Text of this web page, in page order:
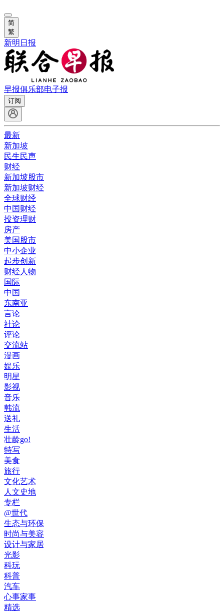
简
繁
新明日报
早报俱乐部电子报
订阅
最新
新加坡
民生民声
财经
新加坡股市
新加坡财经
全球财经
中国财经
投资理财
房产
美国股市
中小企业
起步创新
财经人物
国际
中国
东南亚
言论
社论
评论
交流站
漫画
娱乐
明星
影视
音乐
韩流
送礼
生活
壮龄go!
特写
美食
旅行
文化艺术
人文史地
专栏
@世代
生态与环保
时尚与美容
设计与家居
光影
科玩
科普
汽车
心事家事
精选